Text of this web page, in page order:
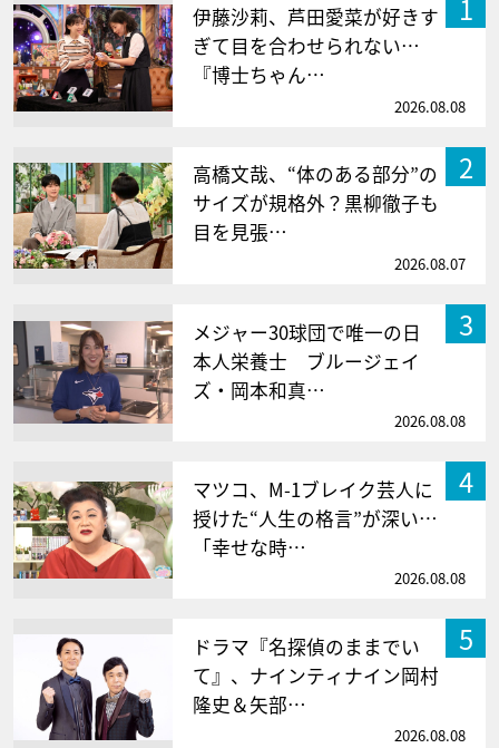
1
伊藤沙莉、芦田愛菜が好きす
ぎて目を合わせられない…
『博士ちゃん…
2026.08.08
2
高橋文哉、“体のある部分”の
サイズが規格外？黒柳徹子も
目を見張…
2026.08.07
3
メジャー30球団で唯一の日
本人栄養士 ブルージェイ
ズ・岡本和真…
2026.08.08
4
マツコ、M-1ブレイク芸人に
授けた“人生の格言”が深い…
「幸せな時…
2026.08.08
5
ドラマ『名探偵のままでい
て』、ナインティナイン岡村
隆史＆矢部…
2026.08.08